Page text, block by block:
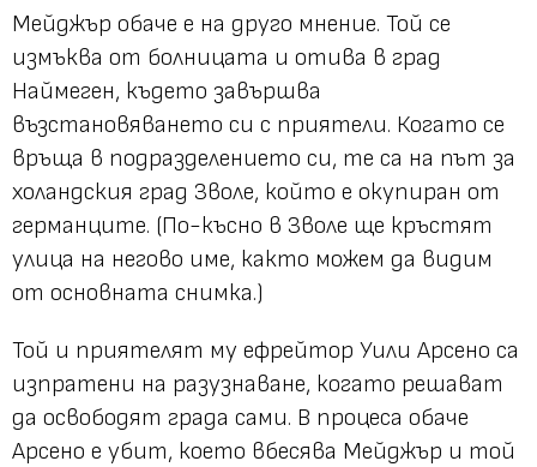
Мейджър обаче е на друго мнение. Той се
измъква от болницата и отива в град
Наймеген, където завършва
възстановяването си с приятели. Когато се
връща в подразделението си, те са на път за
холандския град Зволе, който е окупиран от
германците. (По-късно в Зволе ще кръстят
улица на негово име, както можем да видим
от основната снимка.)
Той и приятелят му ефрейтор Уили Арсено са
изпратени на разузнаване, когато решават
да освободят града сами. В процеса обаче
Арсено е убит, което вбесява Мейджър и той